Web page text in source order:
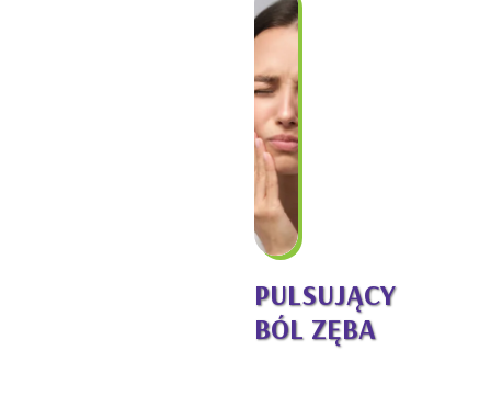
PULSUJĄCY
BÓL ZĘBA